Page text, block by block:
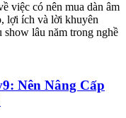
việc có nên mua dàn âm
lợi ích và lời khuyên
lâu năm trong nghề
Nên Nâng Cấp